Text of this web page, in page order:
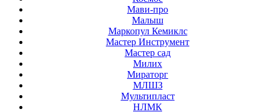
Мави-про
Малыш
Маркопул Кемиклс
Мастер Инструмент
Мастер сад
Милих
Мираторг
МЛШЗ
Мультипласт
НЛМК